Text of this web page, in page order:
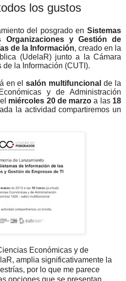
los gustos
del posgrado enSistemas
y Gestión de
de la Información, creado en la
(UdelaR) junto a la Cámara
la Información (CUTI).
en elsalón multifuncionalde la
y de Administración
miércoles 20 de marzo a las 18
la actividad compartiremos un
Económicas y de
amplia significativamente la
por lo que me parece
opciones que se presentan.